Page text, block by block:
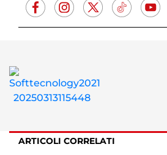
ARTICOLI CORRELATI